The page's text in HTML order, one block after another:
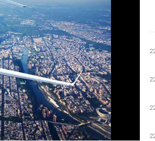
Фото: depositphotos.com